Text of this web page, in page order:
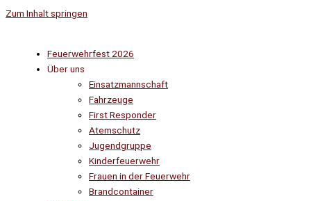
Zum Inhalt springen
Feuerwehrfest 2026
Über uns
Einsatzmannschaft
Fahrzeuge
First Responder
Atemschutz
Jugendgruppe
Kinderfeuerwehr
Frauen in der Feuerwehr
Brandcontainer